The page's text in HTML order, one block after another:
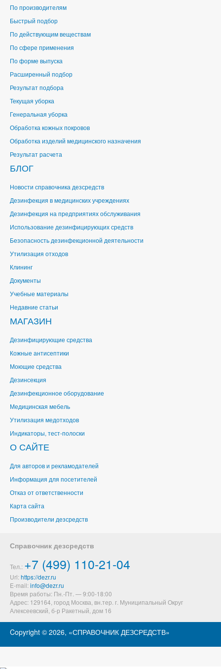
По производителям
Быстрый подбор
По действующим веществам
По сфере применения
По форме выпуска
Расширенный подбор
Результат подбора
Текущая уборка
Генеральная уборка
Обработка кожных покровов
Обработка изделий медицинского назначения
Результат расчета
БЛОГ
Новости справочника дезсредств
Дезинфекция в медицинских учреждениях
Дезинфекция на предприятиях обслуживания
Использование дезинфицирующих средств
Безопасность дезинфекционной деятельности
Утилизация отходов
Клининг
Документы
Учебные материалы
Недавние статьи
МАГАЗИН
Дезинфицирующие средства
Кожные антисептики
Моющие средства
Дезинсекция
Дезинфекционное оборудование
Медицинская мебель
Утилизация медотходов
Индикаторы, тест-полоски
О САЙТЕ
Для авторов и рекламодателей
Информация для посетителей
Отказ от ответственности
Карта сайта
Производители дезсредств
Справочник дезсредств
Тел.: +7 (499) 110-21-04
Url: https://dezr.ru
E-mail:
Время работы: Пн.-Пт. — 9:00-18:00
Адрес: 129164, город Москва, вн.тер. г. Муниципальный Округ
Алексеевский б-р Ракетный, дом 16
Copyright © 2026, «СПРАВОЧНИК ДЕЗСРЕДСТВ»